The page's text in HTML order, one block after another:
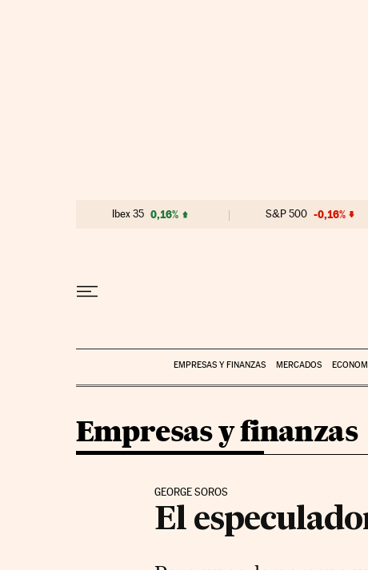
Ibex 35 0,16% S&P 500 -0,16%
EMPRESAS Y FINANZAS MERCADOS
Empresas y finanzas
GEORGE SOROS
El